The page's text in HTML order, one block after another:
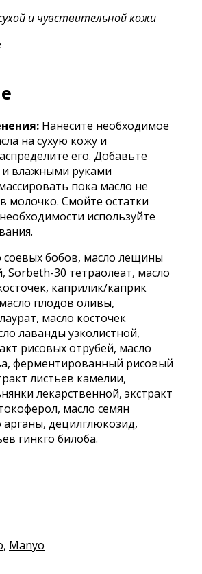
и чувствительной кожи
Нанесите необходимое
на сухую кожу и
его. Добавьте
влажными руками
пока масло не
молочко. Смойте остатки
используйте
соевых бобов, масло лещины
Sorbeth-30 тетраолеат, масло
каприлик/каприк
плодов оливы,
масло косточек
лаванды узколистной,
рисовых отрубей, масло
ферментированный рисовый
листьев камелии,
лекарственной, экстракт
масло семян
децилглюкозид,
гинкго билоба.
, Manyo